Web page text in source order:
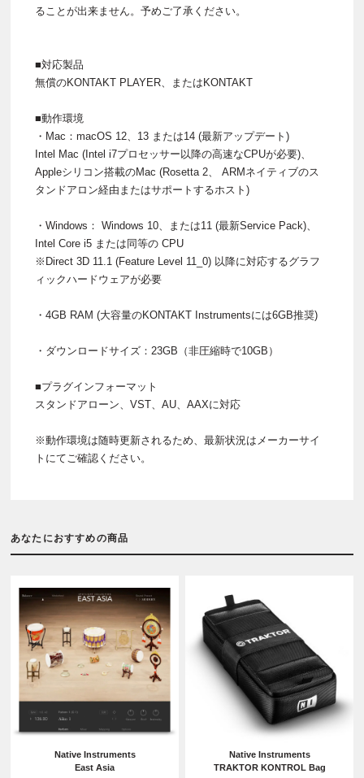
ることが出来ません。予めご了承ください。
■対応製品
無償のKONTAKT PLAYER、またはKONTAKT
■動作環境
・Mac：macOS 12、13 または14 (最新アップデート)
Intel Mac (Intel i7プロセッサー以降の高速なCPUが必要)、
Appleシリコン搭載のMac (Rosetta 2、 ARMネイティブのス
タンドアロン経由またはサポートするホスト)
・Windows： Windows 10、または11 (最新Service Pack)、
Intel Core i5 または同等の CPU
※Direct 3D 11.1 (Feature Level 11_0) 以降に対応するグラフ
ィックハードウェアが必要
・4GB RAM (大容量のKONTAKT Instrumentsには6GB推奨)
・ダウンロードサイズ：23GB（非圧縮時で10GB）
■プラグインフォーマット
スタンドアローン、VST、AU、AAXに対応
※動作環境は随時更新されるため、最新状況はメーカーサイ
トにてご確認ください。
あなたにおすすめの商品
Native Instruments
East Asia
Native Instruments
TRAKTOR KONTROL Bag